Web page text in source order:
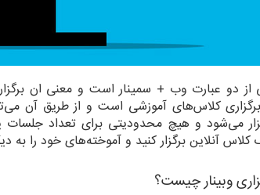
از دو عبارت وب + سمینار است و معنی ان
کلاس‌های آموزشی است و از طریق آن
می‌شود و هیچ محدودیتی برای تعداد جلسات
کلاس آنلاین برگزار کنید و آموخته‌های خود را به
وبینار چیست؟